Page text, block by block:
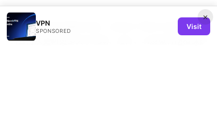
如果你喜欢本视频的内容，记得点个赞并订阅频道，我
们会持续更新更多关于机场、出行、以及旅行隐私保护
×
VPN
SPONSORED
Visit